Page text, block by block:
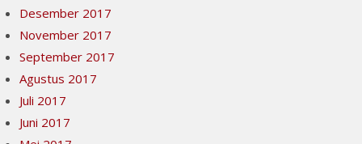
Desember 2017
November 2017
September 2017
Agustus 2017
Juli 2017
Juni 2017